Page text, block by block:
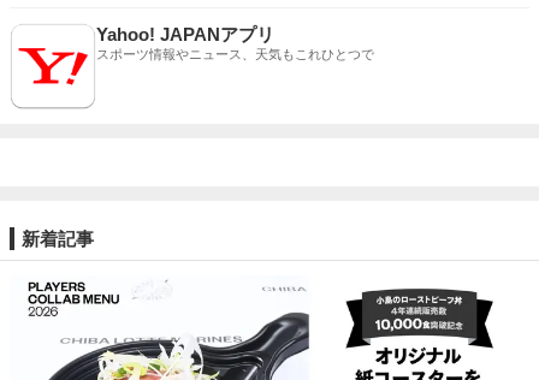
Yahoo! JAPANアプリ
スポーツ情報やニュース、天気もこれひとつで
新着記事